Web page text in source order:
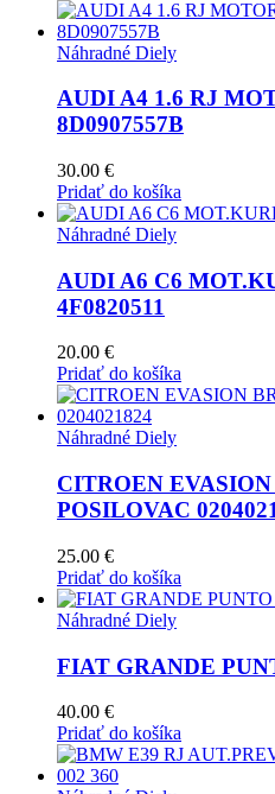
Náhradné Diely
AUDI A4 1.6 RJ
8D0907557B
30.00 €
Pridať do košíka
Náhradné Diely
AUDI A6 C6
4F0820511
20.00 €
Pridať do košíka
Náhradné Diely
CITROEN
POSILOVAC
25.00 €
Pridať do košíka
Náhradné Diely
FIAT GRANDE
40.00 €
Pridať do košíka